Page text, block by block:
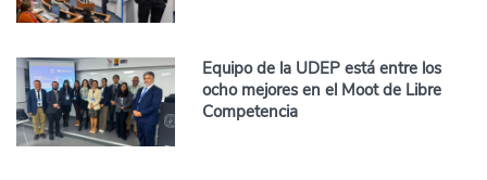
Equipo de la UDEP está entre los
ocho mejores en el Moot de Libre
Competencia